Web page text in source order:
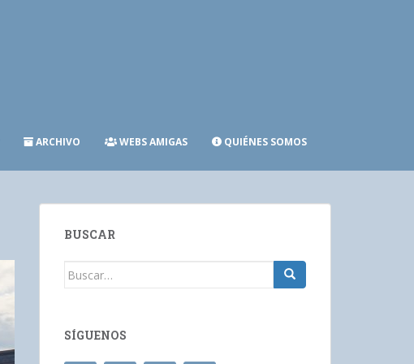
ARCHIVO WEBS AMIGAS QUIÉNES SOMOS
BUSCAR
Buscar:
SÍGUENOS